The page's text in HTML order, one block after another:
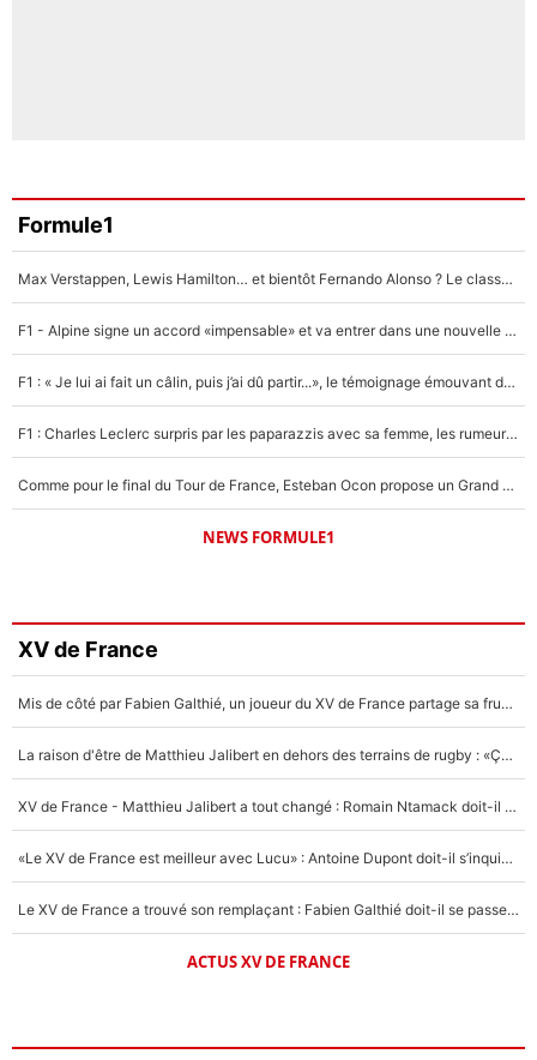
Formule1
Max Verstappen, Lewis Hamilton… et bientôt Fernando Alonso ? Le classement des pilotes les mieux payés en Formule 1 risque de changer !
F1 - Alpine signe un accord «impensable» et va entrer dans une nouvelle dimension : Grande nouvelle pour Pierre Gasly !
F1 : « Je lui ai fait un câlin, puis j’ai dû partir...», le témoignage émouvant de Max Verstappen sur sa fille
F1 : Charles Leclerc surpris par les paparazzis avec sa femme, les rumeurs étaient vraies !
Comme pour le final du Tour de France, Esteban Ocon propose un Grand Prix de Formule 1 à Paris : «Autour de l’Arc de Triomphe, ce serait génial» !
NEWS FORMULE1
XV de France
Mis de côté par Fabien Galthié, un joueur du XV de France partage sa frustration : «ils ne me l’ont pas dit tout de suite»
La raison d'être de Matthieu Jalibert en dehors des terrains de rugby : «Ça m'atteint autant que si tu touches à un membre de ma famille»
XV de France - Matthieu Jalibert a tout changé : Romain Ntamack doit-il s’inquiéter pour sa place à un an de la Coupe du monde ?
«Le XV de France est meilleur avec Lucu» : Antoine Dupont doit-il s’inquiéter pour sa place ?
Le XV de France a trouvé son remplaçant : Fabien Galthié doit-il se passer d'Antoine Dupont ?
ACTUS XV DE FRANCE